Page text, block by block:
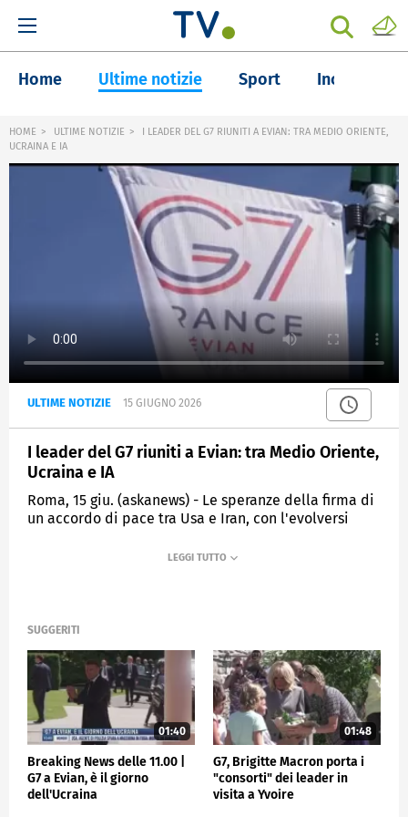
Home Ultime notizie Sport Inchieste
HOME ULTIME NOTIZIE
I LEADER DEL G7 RIUNITI A EVIAN: TRA MEDIO ORIENTE,
UCRAINA E IA
ULTIME NOTIZIE 15 GIUGNO 2026
I leader del G7 riuniti a Evian: tra Medio Oriente,
Ucraina e IA
Roma, 15 giu. (askanews) - Le speranze della firma di
un accordo di pace tra Usa e Iran, con l'evolversi
Hormuz sono al centro del G7 a presidenza francese
la sicurezza del vertice delle sette grandi potenze. In
Germania, Canada, Giappone, Regno Unito e Italia,
con la premier Giorgia Meloni, per parlare di temi
che vanno dalla sfida per una crescita mondiale
equilibrata all'intelligenza artificiale, dalla lotta al
traffico di stupefacenti alla necessità di diversificare
le catene di fornitura per i materiali critici, al
rinnovo dei partenariati internazionali. Senza
dimenticare altre crisi internazionali, come la guerra
SUGGERITI
01:40
Breaking News delle 11.00 |
G7 a Evian, è il giorno
dell'Ucraina
01:48
G7, Brigitte Macron porta i
"consorti" dei leader in
visita a Yvoire